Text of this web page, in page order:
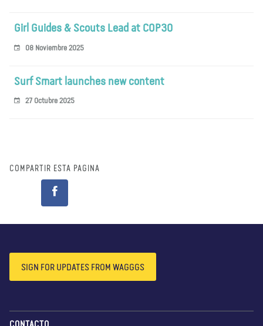
Girl Guides & Scouts Lead at COP30
08 Noviembre 2025
Surf Smart launches new content
27 Octubre 2025
COMPARTIR ESTA PÁGINA
SIGN FOR UPDATES FROM WAGGGS